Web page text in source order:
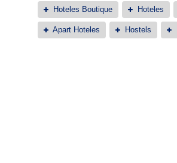
Hoteles Boutique Hoteles
Apart Hoteles Hostels